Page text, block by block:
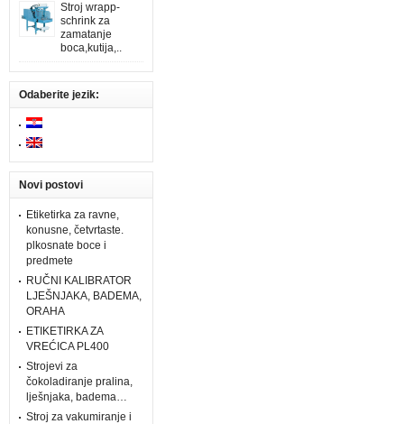
Stroj wrapp-
schrink za
zamatanje
boca,kutija,..
Odaberite jezik:
Novi postovi
Etiketirka za ravne,
konusne, četvrtaste.
plkosnate boce i
predmete
RUČNI KALIBRATOR
LJEŠNJAKA, BADEMA,
ORAHA
ETIKETIRKA ZA
VREĆICA PL400
Strojevi za
čokoladiranje pralina,
lješnjaka, badema…
Stroj za vakumiranje i